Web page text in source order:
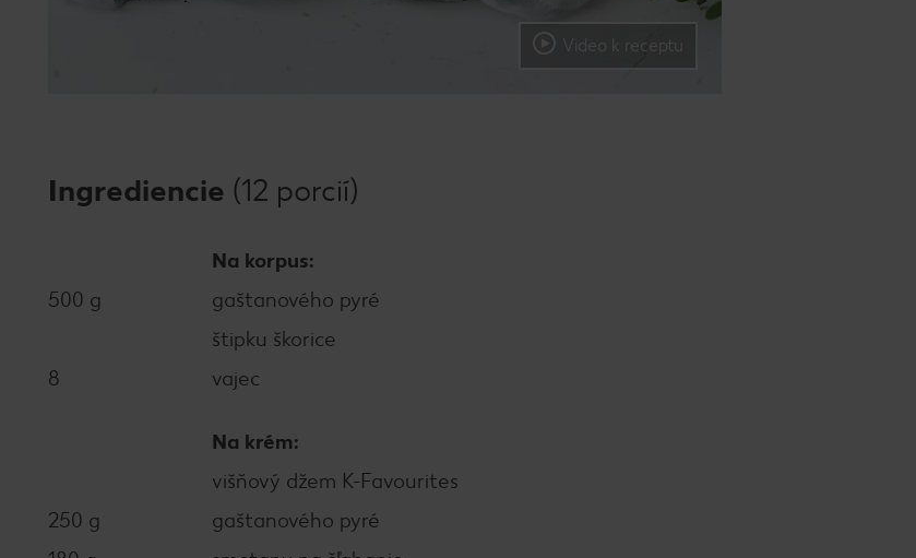
Video k receptu
Ingrediencie (12 porcií)
Na korpus:
500 g
gaštanového pyré
štipku škorice
8
vajec
Na krém:
višňový džem K-Favourites
250 g
gaštanového pyré